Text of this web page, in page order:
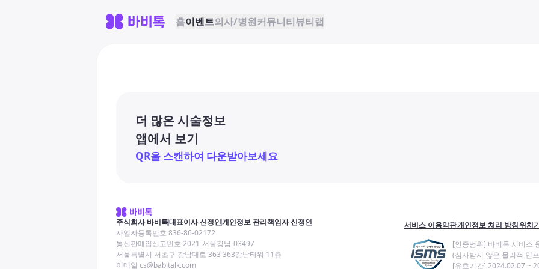
홈이벤트의사/병원커뮤니티뷰티랩
더 많은 시술정보
앱에서 보기
QR을 스캔하여 다운받아보세요
주식회사 바비톡대표이사 신정인개인정보 관리책임자 신정인
사업자등록번호 836-86-02172
통신판매업신고번호 2021-서울강남-03497
서울특별시 서초구 강남대로 363 363강남타워 11층
이메일 cs@babitalk.com
서비스 이용약관개인정보 처리 방침위치
[인증범위] 바비톡 서비스
(심사받지 않은 물리적 인
[유효기간] 2024.02.07 ~